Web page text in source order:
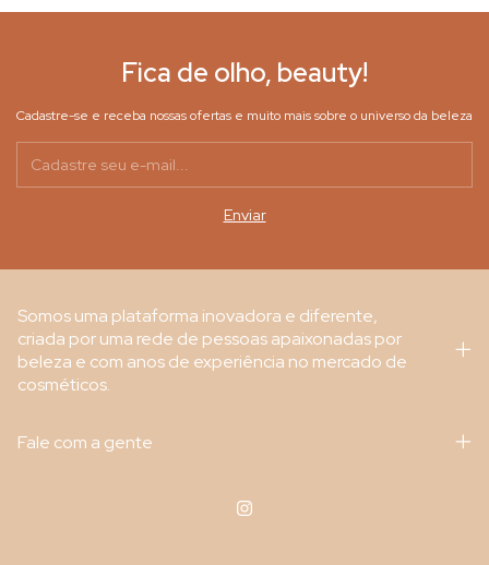
Fica de olho, beauty!
Cadastre-se e receba nossas ofertas e muito mais sobre o universo da beleza
Somos uma plataforma inovadora e diferente,
criada por uma rede de pessoas apaixonadas por
beleza e com anos de experiência no mercado de
cosméticos.
Fale com a gente